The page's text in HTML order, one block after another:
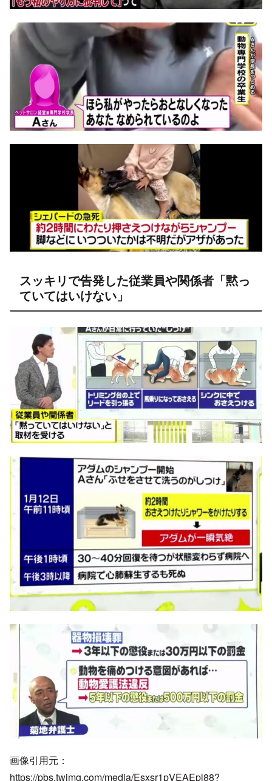
スッキリで告発した従業員や関係者「黙っ
ていてはいけない」
画像引用元：
https://pbs.twimg.com/media/Esxsr1pVEAEpl88?